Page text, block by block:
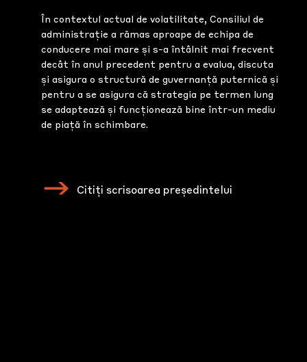
În contextul actual de volatilitate, Consiliul de
administrație a rămas aproape de echipa de
conducere mai mare și s-a întâlnit mai frecvent
decât în anul precedent pentru a evalua, discuta
și asigura o structură de guvernanță puternică și
pentru a se asigura că strategia pe termen lung
se adaptează și funcționează bine într-un mediu
de piață în schimbare.
Citiți scrisoarea președintelui